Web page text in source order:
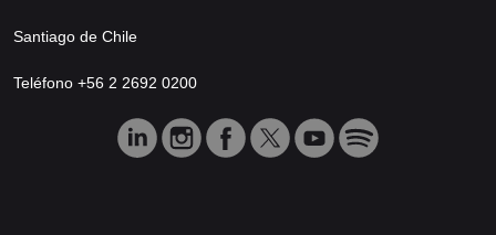
Santiago de Chile
Teléfono +56 2 2692 0200